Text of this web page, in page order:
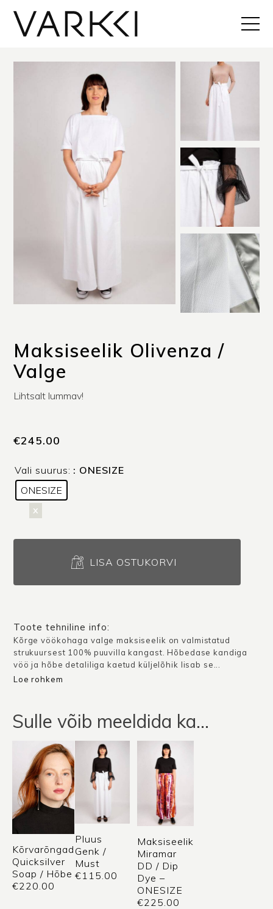
Maksiseelik Olivenza /
Valge
Lihtsalt lummav!
€245.00
Vali suurus: : ONESIZE
ONESIZE
x
LISA OSTUKORVI
Toote tehniline info:
Kõrge vöökohaga valge maksiseelik on valmistatud
strukuursest 100% puuvilla kangast. Hõbedase kandiga
vöö ja hõbe detaliliga kaetud küljelõhik lisab se...
Loe rohkem
Sulle võib meeldida ka…
Kõrvarõngad
Quicksilver
Soap / Hõbe
€220.00
Pluus
Genk /
Must
€115.00
Maksiseelik
Miramar
DD / Dip
Dye –
ONESIZE
€225.00